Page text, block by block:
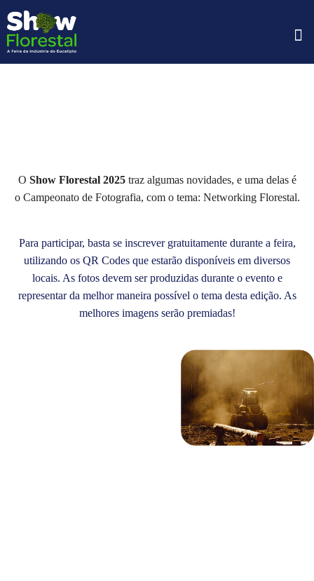
O Show Florestal 2025traz algumas novidades, e uma delas é
o Campeonato de Fotografia, com o tema: Networking Florestal.
Para participar, basta se inscrever gratuitamente durante a feira,
utilizando os QR Codes que estarão disponíveis em diversos
locais. As fotos devem ser produzidas durante o evento e
representar da melhor maneira possível o tema desta edição. As
melhores imagens serão premiadas!